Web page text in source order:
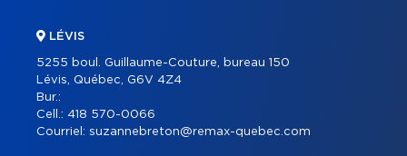
LÉVIS
5255 boul. Guillaume-Couture, bureau 150
Lévis, Québec, G6V 4Z4
Bur.:
Cell.: 418 570-0066
Courriel: suzannebreton@remax-quebec.com